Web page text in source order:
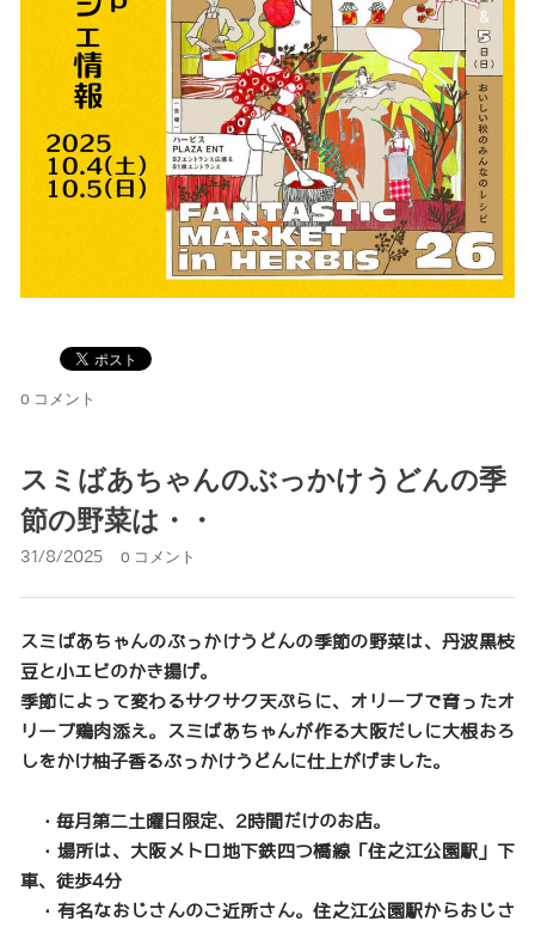
0 コメント
スミばあちゃんのぶっかけうどんの季
節の野菜は・・
31/8/2025 0 コメント
スミばあちゃんのぶっかけうどんの季節の野菜は、丹波黒枝
豆と小エビのかき揚げ。
季節によって変わるサクサク天ぷらに、オリーブで育ったオ
リーブ鶏肉添え。スミばあちゃんが作る大阪だしに大根おろ
しをかけ柚子香るぶっかけうどんに仕上がげました。
▶︎・毎月第二土曜日限定、2時間だけのお店。
▶︎・場所は、大阪メトロ地下鉄四つ橋線「住之江公園駅」下
車、徒歩4分
▶︎・有名なおじさんのご近所さん。住之江公園駅からおじさ